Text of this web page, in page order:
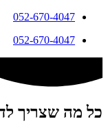
052-670-4047
052-670-4047
כל מה שצריך